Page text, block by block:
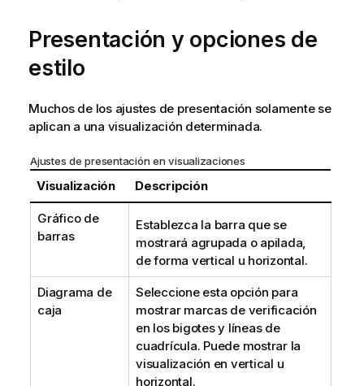
Presentación y opciones de
estilo
Muchos de los ajustes de presentación solamente se
aplican a una visualización determinada.
Ajustes de presentación en visualizaciones
Visualización Descripción
Gráfico de
barras
Establezca la barra que se
mostrará agrupada o apilada,
de forma vertical u horizontal.
Diagrama de
caja
Seleccione esta opción para
mostrar marcas de verificación
en los bigotes y líneas de
cuadrícula. Puede mostrar la
visualización en vertical u
horizontal.